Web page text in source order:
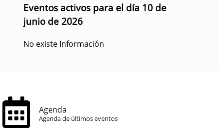
Eventos activos para el día 10 de
junio de 2026
No existe Información
Agenda
Agenda de últimos eventos